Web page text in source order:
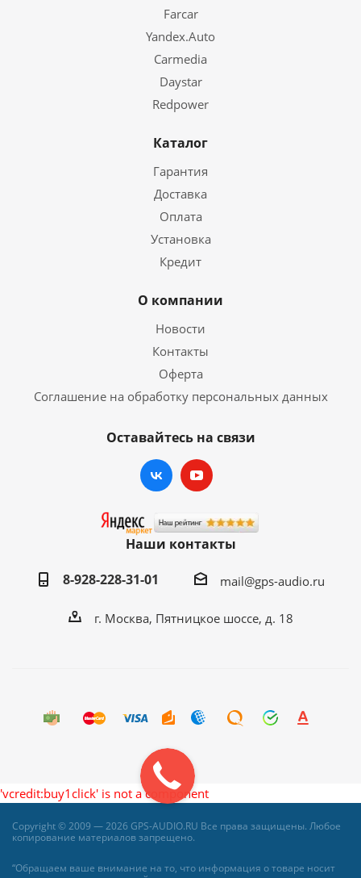
Farcar
Yandex.Auto
Carmedia
Daystar
Redpower
Каталог
Гарантия
Доставка
Оплата
Установка
Кредит
О компании
Новости
Контакты
Оферта
Соглашение на обработку персональных данных
Оставайтесь на связи
Наши контакты
8-928-228-31-01
mail@gps-audio.ru
г. Москва, Пятницкое шоссе, д. 18
'vcredit:buy1click' is not a component
Copyright © 2009 — 2026 GPS-AUDIO.RU Все права защищены. Любое
копирование материалов запрещено.
“Обращаем ваше внимание на то, что информация о товаре носит